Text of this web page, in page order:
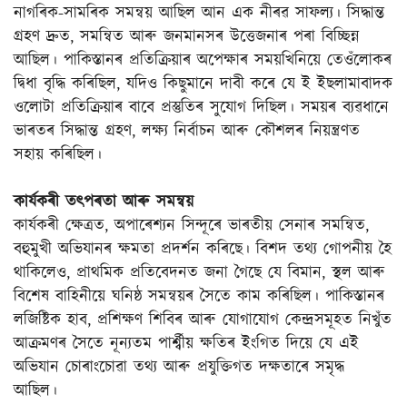
নাগৰিক-সামৰিক সমন্বয় আছিল আন এক নীৰৱ সাফল্য। সিদ্ধান্ত
গ্ৰহণ দ্ৰুত, সমন্বিত আৰু জনমানসৰ উত্তেজনাৰ পৰা বিচ্ছিন্ন
আছিল। পাকিস্তানৰ প্ৰতিক্ৰিয়াৰ অপেক্ষাৰ সময়খিনিয়ে তেওঁলোকৰ
দ্বিধা বৃদ্ধি কৰিছিল, যদিও কিছুমানে দাবী কৰে যে ই ইছলামাবাদক
ওলোটা প্ৰতিক্ৰিয়াৰ বাবে প্ৰস্তুতিৰ সুযোগ দিছিল। সময়ৰ ব্যৱধানে
ভাৰতৰ সিদ্ধান্ত গ্ৰহণ, লক্ষ্য নিৰ্বাচন আৰু কৌশলৰ নিয়ন্ত্ৰণত
সহায় কৰিছিল।
কাৰ্যকৰী তৎপৰতা আৰু সমন্বয়
কাৰ্যকৰী ক্ষেত্ৰত, অপাৰেশ্যন সিন্দূৰে ভাৰতীয় সেনাৰ সমন্বিত,
বহুমুখী অভিযানৰ ক্ষমতা প্ৰদৰ্শন কৰিছে। বিশদ তথ্য গোপনীয় হৈ
থাকিলেও, প্ৰাথমিক প্ৰতিবেদনত জনা গৈছে যে বিমান, স্থল আৰু
বিশেষ বাহিনীয়ে ঘনিষ্ঠ সমন্বয়ৰ সৈতে কাম কৰিছিল। পাকিস্তানৰ
লজিষ্টিক হাব, প্ৰশিক্ষণ শিবিৰ আৰু যোগাযোগ কেন্দ্ৰসমূহত নিখুঁত
আক্ৰমণৰ সৈতে নূন্যতম পাৰ্শ্বীয় ক্ষতিৰ ইংগিত দিয়ে যে এই
অভিযান চোৰাংচোৱা তথ্য আৰু প্ৰযুক্তিগত দক্ষতাৰে সমৃদ্ধ
আছিল।